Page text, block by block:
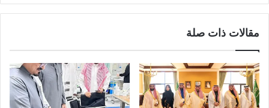
مقالات ذات صلة